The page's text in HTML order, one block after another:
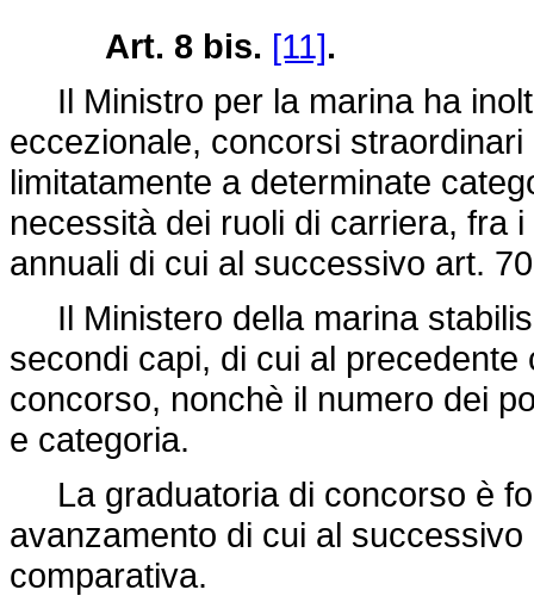
Art. 8 bis. [11].
Il Ministro per la marina ha
eccezionale, concorsi
limitatamente a determinate
necessità dei ruoli di carriera, fra
annuali di cui al successivo art.
Il Ministero della marina
secondi capi, di cui al
concorso, nonchè il numero dei
e categoria.
La graduatoria di concorso è
avanzamento di cui al
comparativa.